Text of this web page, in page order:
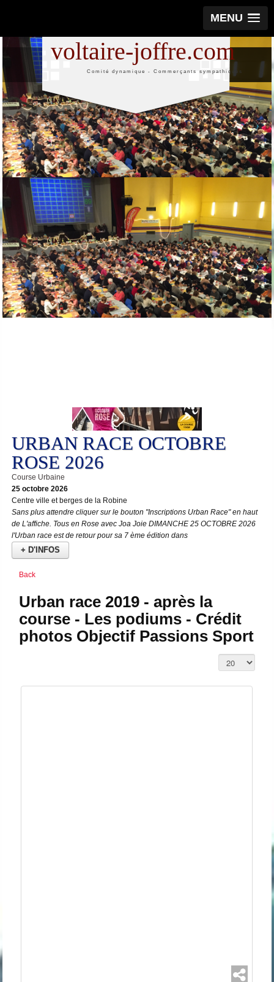
MENU
voltaire-joffre.com
Comité dynamique - Commerçants sympathiques
URBAN RACE OCTOBRE
ROSE 2026
Course Urbaine
25 octobre 2026
Centre ville et berges de la Robine
Sans plus attendre cliquer sur le bouton "Inscriptions Urban Race" en haut
de L'affiche. Tous en Rose avec Joa Joie DIMANCHE 25 OCTOBRE 2026
l'Urban race est de retour pour sa 7 ème édition dans
+ D'INFOS
Back
Urban race 2019 - après la
course - Les podiums - Crédit
photos Objectif Passions Sport